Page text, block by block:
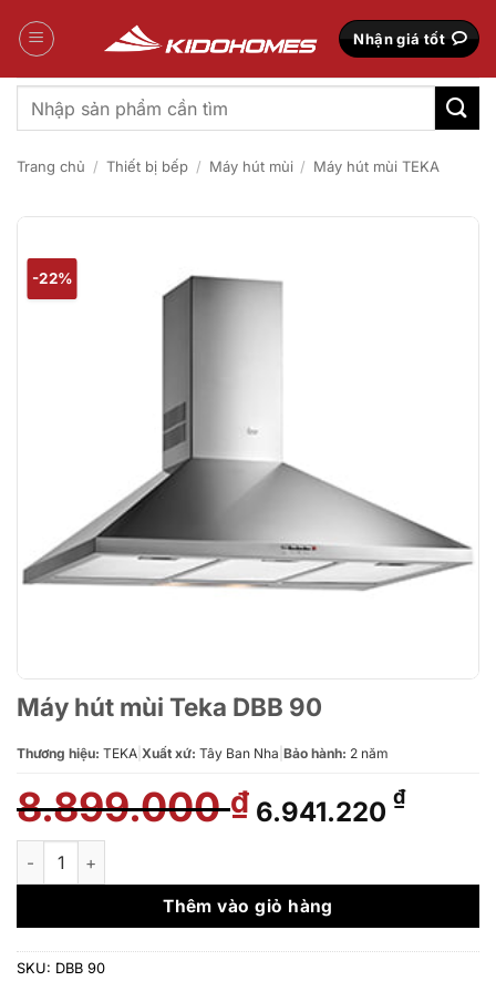
qua
Nhận giá tốt
Tìm
kiếm:
Trang chủ / Thiết bị bếp / Máy hút mùi / Máy hút mùi TEKA
-22%
Máy hút mùi Teka DBB 90
Thương hiệu: TEKA Xuất xứ: Tây Ban Nha Bảo hành: 2 năm
8.899.000₫ Giá
gốc
8.899.000 ₫.
6.941.220 ₫Giá
là:
Máy hút mùi Teka DBB 90 số lượng
Thêm vào giỏ hàng
SKU: DBB 90